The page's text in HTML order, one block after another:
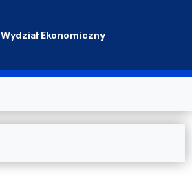
Wydział Ekonomiczny